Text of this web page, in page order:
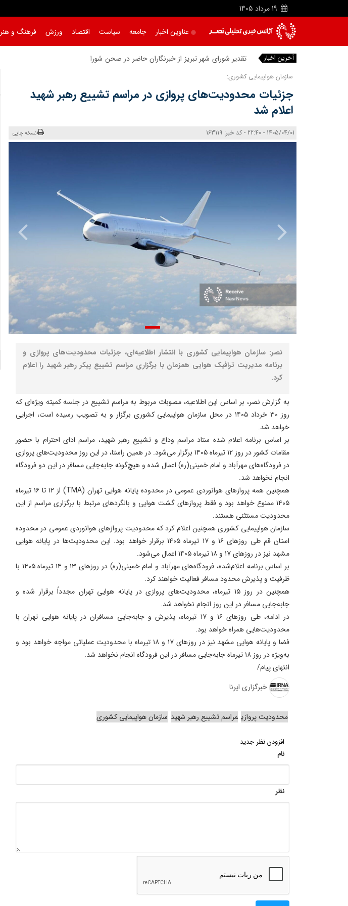
19 مرداد 1405
عناوین اخبار جامعه سیاست اقتصاد ورزش فرهنگ و هنر
آخرین اخبار تقدیر شورای شهر تبریز از خبرنگاران حاضر در صحن شورا
سازمان هواپیمایی کشوری:
جزئیات محدودیت‌های پروازی در مراسم تشییع رهبر شهید
اعلام شد
1405/04/01 - 22:40 - کد خبر: 163119 نسخه چاپی
نصر: سازمان هواپیمایی کشوری با انتشار اطلاعیه‌ای، جزئیات محدودیت‌های پروازی و
برنامه مدیریت ترافیک هوایی همزمان با برگزاری مراسم تشییع پیکر رهبر شهید را اعلام
کرد.
به گزارش نصر، بر اساس این اطلاعیه، مصوبات مربوط به مراسم تشییع در جلسه کمیته ویژه‌ای که
روز ۳۰ خرداد ۱۴۰۵ در محل سازمان هواپیمایی کشوری برگزار و به تصویب رسیده است، اجرایی
خواهد شد.
بر اساس برنامه ‌اعلام شده ستاد مراسم وداع و تشییع رهبر شهید، مراسم ادای احترام با حضور
مقامات کشور در روز ۱۲ تیرماه ۱۴۰۵ برگزار می‌شود. در همین راستا، در این روز محدودیت‌های پروازی
در فرودگاه‌های مهرآباد و امام خمینی(ره) اعمال شده و هیچ‌گونه جابه‌جایی مسافر در این دو فرودگاه
انجام نخواهد شد.
همچنین همه پروازهای هوانوردی عمومی در محدوده پایانه هوایی تهران (TMA) از ۱۲ تا ۱۶ تیرماه
۱۴۰۵ ممنوع خواهد بود و فقط پروازهای گشت هوایی و بالگردهای مرتبط با برگزاری مراسم از این
محدودیت مستثنی هستند.
سازمان هواپیمایی کشوری همچنین اعلام کرد که محدودیت پروازهای هوانوردی عمومی در محدوده
استان قم طی روزهای ۱۶ و ۱۷ تیرماه ۱۴۰۵ برقرار خواهد بود. این محدودیت‌ها در پایانه هوایی
مشهد نیز در روزهای ۱۷ و ۱۸ تیرماه ۱۴۰۵ اعمال می‌شود.
بر اساس برنامه اعلام‌شده، فرودگاه‌های مهرآباد و امام خمینی(ره) در روزهای ۱۳ و ۱۴ تیرماه ۱۴۰۵ با
ظرفیت و پذیرش محدود مسافر فعالیت خواهند کرد.
همچنین در روز ۱۵ تیرماه، محدودیت‌های پروازی در پایانه هوایی تهران مجدداً برقرار شده و
جابه‌جایی مسافر در این روز انجام نخواهد شد.
در ادامه، طی روزهای ۱۶ و ۱۷ تیرماه، پذیرش و جابه‌جایی مسافران در پایانه هوایی تهران با
محدودیت‌هایی همراه خواهد بود.
فضا و پایانه هوایی مشهد نیز در روزهای ۱۷ و ۱۸ تیرماه با محدودیت عملیاتی مواجه خواهد بود و
به‌ویژه در روز ۱۸ تیرماه جابه‌جایی مسافر در این فرودگاه انجام نخواهد شد.
انتهای پیام/
خبرگزاری ایرنا
محدودیت پروازی مراسم تشییع رهبر شهید سازمان هواپیمایی کشوری
افزودن نظر جدید
نام
نظر